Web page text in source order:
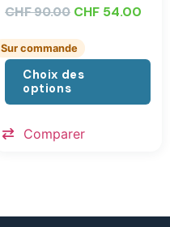
CHF90.00 CHF 54.00
Sur commande
Choix des
options
Comparer